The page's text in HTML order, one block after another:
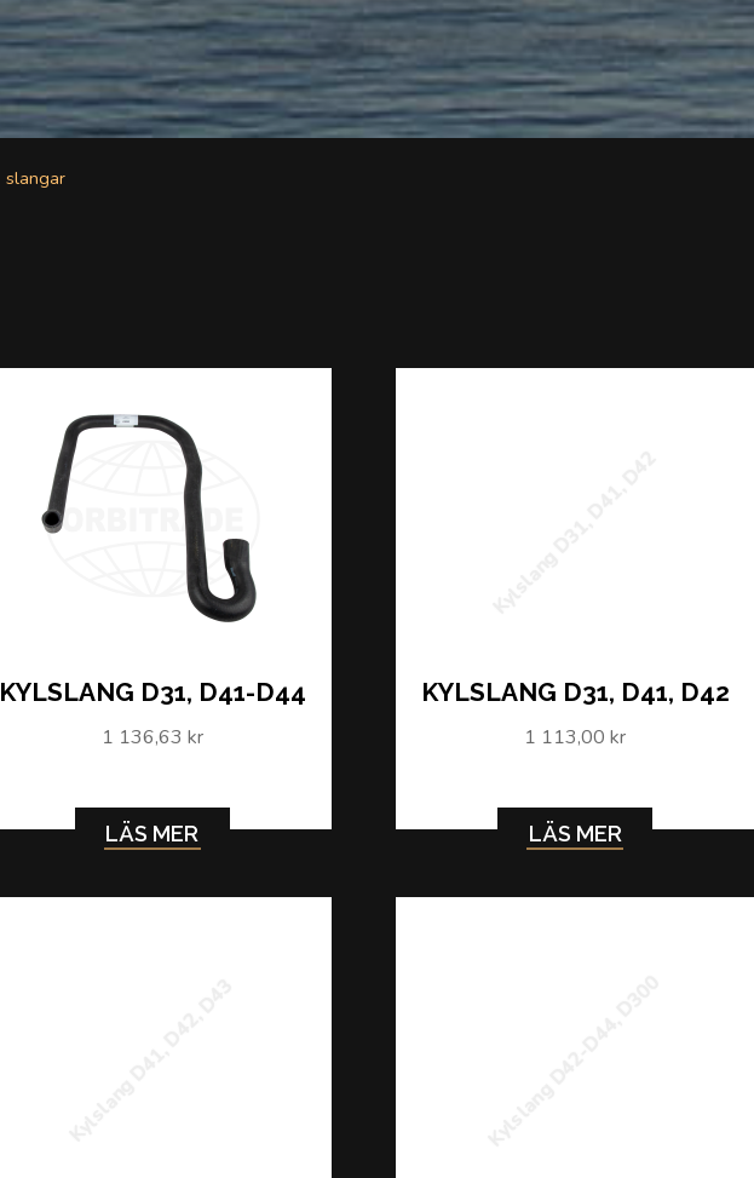
slangar
KYLSLANG D31, D41-D44
1 136,63 kr
LÄS MER
KYLSLANG D31, D41, D42
1 113,00 kr
LÄS MER